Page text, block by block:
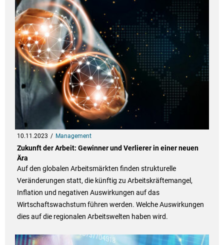
10.11.2023 Management
Zukunft der Arbeit: Gewinner und Verlierer in einer neuen
Ära
Auf den globalen Arbeitsmärkten finden strukturelle
Veränderungen statt, die künftig zu Arbeitskräftemangel,
Inflation und negativen Auswirkungen auf das
Wirtschaftswachstum führen werden. Welche Auswirkungen
dies auf die regionalen Arbeitswelten haben wird.